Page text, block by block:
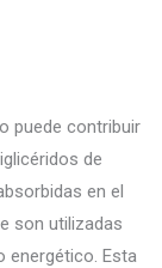
puede contribuir
de
en el
son utilizadas
energético. Esta